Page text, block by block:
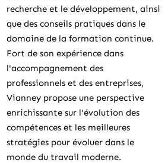
recherche et le développement, ainsi
que des conseils pratiques dans le
domaine de la formation continue.
Fort de son expérience dans
l'accompagnement des
professionnels et des entreprises,
Vianney propose une perspective
enrichissante sur l'évolution des
compétences et les meilleures
stratégies pour évoluer dans le
monde du travail moderne.